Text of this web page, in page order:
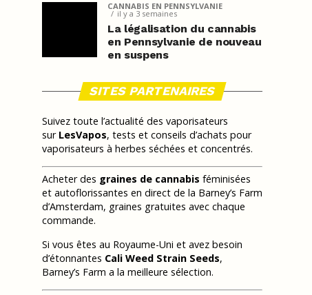
CANNABIS EN PENNSYLVANIE
il y a 3 semaines
La légalisation du cannabis
en Pennsylvanie de nouveau
en suspens
SITES PARTENAIRES
Suivez toute l’actualité des vaporisateurs
sur LesVapos, tests et conseils d’achats pour
vaporisateurs à herbes séchées et concentrés.
Acheter des graines de cannabis féminisées
et autoflorissantes en direct de la Barney’s Farm
d’Amsterdam, graines gratuites avec chaque
commande.
Si vous êtes au Royaume-Uni et avez besoin
d’étonnantes Cali Weed Strain Seeds,
Barney’s Farm a la meilleure sélection.